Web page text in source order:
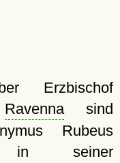
Erzbischof
Ravennasind
Rubeus
in seiner